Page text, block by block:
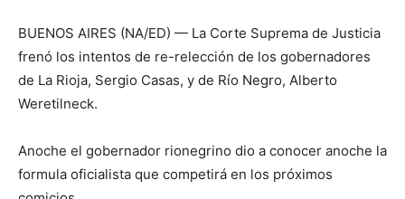
BUENOS AIRES (NA/ED) — La Corte Suprema de Justicia
frenó los intentos de re-relección de los gobernadores
de La Rioja, Sergio Casas, y de Río Negro, Alberto
Weretilneck.
Anoche el gobernador rionegrino dio a conocer anoche la
formula oficialista que competirá en los próximos